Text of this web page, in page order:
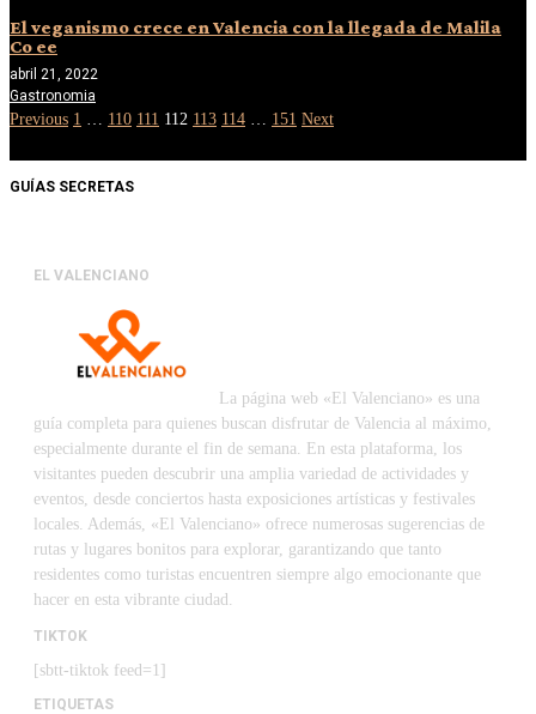
El veganismo crece en Valencia con la llegada de Malila
Co ee
abril 21, 2022
Gastronomia
Previous 1 110 111 112 113 114 151 Next
GUÍAS SECRETAS
EL VALENCIANO
La página web «El Valenciano» es una
guía completa para quienes buscan disfrutar de Valencia al máximo,
especialmente durante el fin de semana. En esta plataforma, los
visitantes pueden descubrir una amplia variedad de actividades y
eventos, desde conciertos hasta exposiciones artísticas y festivales
locales. Además, «El Valenciano» ofrece numerosas sugerencias de
rutas y lugares bonitos para explorar, garantizando que tanto
residentes como turistas encuentren siempre algo emocionante que
hacer en esta vibrante ciudad.
TIKTOK
[sbtt-tiktok feed=1]
ETIQUETAS